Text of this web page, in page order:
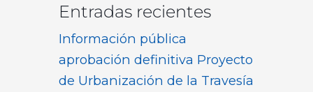
Entradas recientes
Información pública
aprobación definitiva Proyecto
de Urbanización de la Travesía